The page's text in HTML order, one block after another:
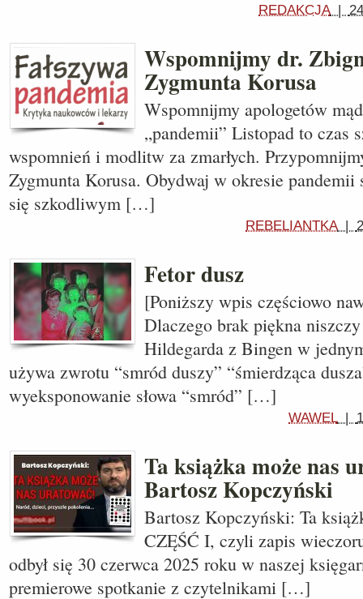
REDAKCJA|
Wspomnijmy dr.
Zygmunta Korusa
Wspomnijmy apologetów
„pandemii” Listopad to czas
wspomnień i modlitw za zmarłych.
Zygmunta Korusa. Obydwaj w okresie
się szkodliwym […]
REBELIANTKA|
Fetor dusz
[Poniższy wpis częściowo
Dlaczego brak piękna niszczy
Hildegarda z Bingen w
używa zwrotu “smród duszy” “śmierdząca
wyeksponowanie słowa “smród” […]
WAWEL|
Ta książka może nas
Bartosz Kopczyński
Bartosz Kopczyński: Ta
CZĘŚĆ I, czyli zapis
odbył się 30 czerwca 2025 roku w naszej
premierowe spotkanie z czytelnikami […]